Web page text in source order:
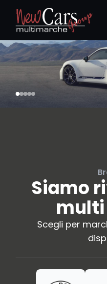
Siamo
Scegli per